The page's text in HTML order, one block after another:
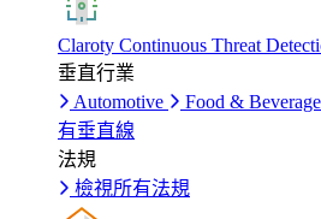
Claroty Continuous Threat
垂直行業
Automotive
Food & Beverage
有垂直線
法規
檢視所有法規